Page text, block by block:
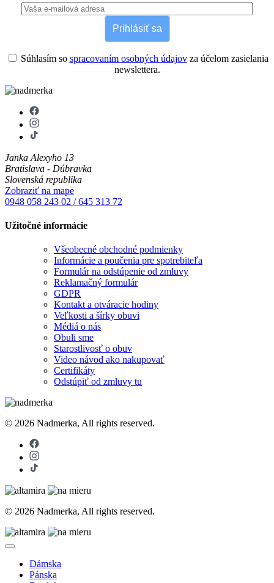
Prihlásiť sa
Súhlasím so spracovaním osobných údajovza účelom zasielania
newslettera.
Janka Alexyho 13
Bratislava - Dúbravka
Slovenská republika
Zobraziť na mape
0948 058 243 02 / 645 313 72
Užitočné informácie
Všeobecné obchodné podmienky
Informácie a poučenia pre spotrebiteľa
Formulár na odstúpenie od zmluvy
Reklamačný formulár
GDPR
Kontakt a otváracie hodiny
Veľkosti a šírky obuvi
Médiá o nás
Obuli sme
Starostlivosť o obuv
Video návod ako nakupovať
Certifikáty
Odstúpiť od zmluvy tu
© 2026 Nadmerka, All rights reserved.
© 2026 Nadmerka, All rights reserved.
Dámska
Pánska